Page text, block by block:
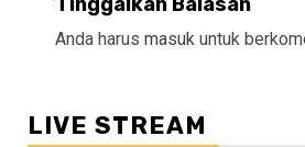
Tinggalkan Balasan
Anda harus masuk untuk
LIVE STREAM